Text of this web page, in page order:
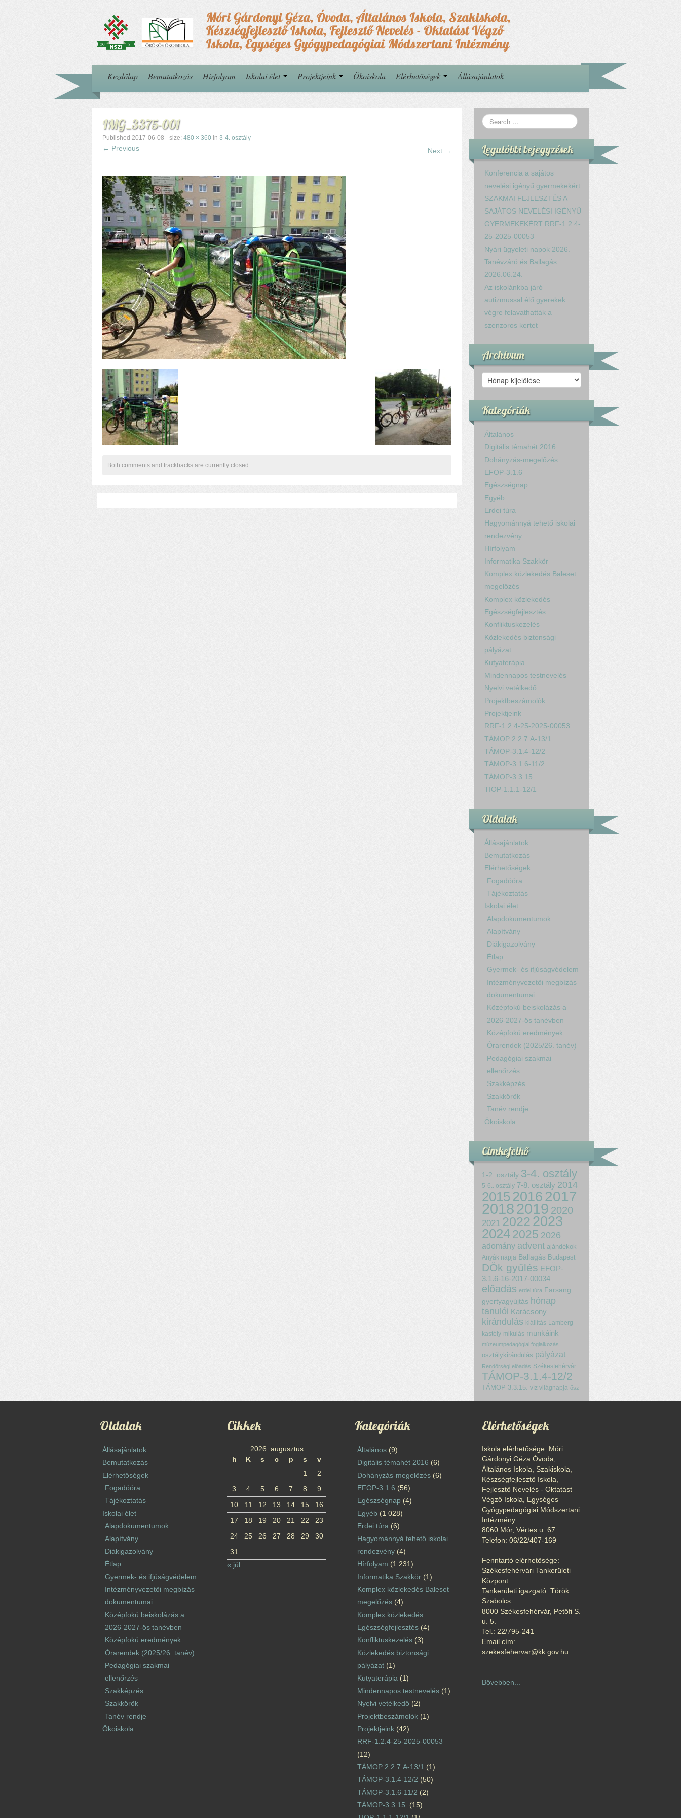
Kezdőlap Bemutatkozás Hírfolyam Iskolai élet Projektjeink Ökoiskola Elérhetőségek Állásajánlatok
IMG_3375-001
Published 2017-06-08 - size: 480 × 360 in 3-4. osztály
← Previous Next →
Both comments and trackbacks are currently closed.
Legutóbbi bejegyzések
Konferencia a sajátos
nevelési igényű gyermekekért
SZAKMAI FEJLESZTÉS A
SAJÁTOS NEVELÉSI IGÉNYŰ
GYERMEKEKÉRT RRF-1.2.4-
25-2025-00053
Nyári ügyeleti napok 2026.
Tanévzáró és Ballagás
2026.06.24.
Az iskolánkba járó
autizmussal élő gyerekek
végre felavathatták a
szenzoros kertet
Archívum
Archívum
Kategóriák
Általános
Digitális témahét 2016
Dohányzás-megelőzés
EFOP-3.1.6
Egészségnap
Egyéb
Erdei túra
Hagyománnyá tehető iskolai
rendezvény
Hírfolyam
Informatika Szakkör
Komplex közlekedés Baleset
megelőzés
Komplex közlekedés
Egészségfejlesztés
Konfliktuskezelés
Közlekedés biztonsági
pályázat
Kutyaterápia
Mindennapos testnevelés
Nyelvi vetélkedő
Projektbeszámolók
Projektjeink
RRF-1.2.4-25-2025-00053
TÁMOP 2.2.7.A-13/1
TÁMOP-3.1.4-12/2
TÁMOP-3.1.6-11/2
TÁMOP-3.3.15.
TIOP-1.1.1-12/1
Oldalak
Állásajánlatok
Bemutatkozás
Elérhetőségek
Fogadóóra
Tájékoztatás
Iskolai élet
Alapdokumentumok
Alapítvány
Diákigazolvány
Étlap
Gyermek- és ifjúságvédelem
Intézményvezetői megbízás
dokumentumai
Középfokú beiskolázás a
2026-2027-ös tanévben
Középfokú eredmények
Órarendek (2025/26. tanév)
Pedagógiai szakmai
ellenőrzés
Szakképzés
Szakkörök
Tanév rendje
Ökoiskola
Címkefelhő
1-2. osztály 3-4. osztály
5-6.. osztály 7-8. osztály 2014
2015 2016 2017
20182019 2020
2021 2022 2023
20242025 2026
adomány advent ajándékok
Anyák napja Ballagás Budapest
DÖk gyűlés EFOP-
3.1.6-16-2017-00034
előadás erdei túra Farsang
gyertyagyújtás hónap
tanulói Karácsony
kirándulás kiállítás Lamberg-
kastély mikulás munkáink
múzeumpedagógiai foglalkozás
osztálykirándulás pályázat
Rendőrségi előadás Székesfehérvár
TÁMOP-3.1.4-12/2
TÁMOP-3.3.15. víz világnapja ősz
Oldalak
Állásajánlatok
Bemutatkozás
Elérhetőségek
Fogadóóra
Tájékoztatás
Iskolai élet
Alapdokumentumok
Alapítvány
Diákigazolvány
Étlap
Gyermek- és ifjúságvédelem
Intézményvezetői megbízás
dokumentumai
Középfokú beiskolázás a
2026-2027-ös tanévben
Középfokú eredmények
Órarendek (2025/26. tanév)
Pedagógiai szakmai
ellenőrzés
Szakképzés
Szakkörök
Tanév rendje
Ökoiskola
Cikkek
2026. augusztus
h
K s c p s
v
1
2
3
4 5 6 7 8
9
10
11 12 13 14 15
16
17
18 19 20 21 22
23
24
25 26 27 28 29
30
31
« júl
Kategóriák
Általános(9)
Digitális témahét 2016 (6)
Dohányzás-megelőzés(6)
EFOP-3.1.6 (56)
Egészségnap (4)
Egyéb (1 028)
Erdei túra(6)
Hagyománnyá tehető iskolai
rendezvény(4)
Hírfolyam (1 231)
Informatika Szakkör(1)
Komplex közlekedés Baleset
megelőzés(4)
Komplex közlekedés
Egészségfejlesztés(4)
Konfliktuskezelés(3)
Közlekedés biztonsági
pályázat(1)
Kutyaterápia(1)
Mindennapos testnevelés(1)
Nyelvi vetélkedő (2)
Projektbeszámolók(1)
Projektjeink(42)
RRF-1.2.4-25-2025-00053
(12)
TÁMOP 2.2.7.A-13/1 (1)
TÁMOP-3.1.4-12/2 (50)
TÁMOP-3.1.6-11/2 (2)
TÁMOP-3.3.15. (15)
Elérhetőségek
Iskola elérhetősége: Móri
Gárdonyi Géza Óvoda,
Általános Iskola, Szakiskola,
Készségfejlesztő Iskola,
Fejlesztő Nevelés - Oktatást
Végző Iskola, Egységes
Gyógypedagógiai Módszertani
Intézmény
8060 Mór, Vértes u. 67.
Telefon: 06/22/407-169
Fenntartó elérhetősége:
Székesfehérvári Tankerületi
Központ
Tankerületi igazgató: Török
Szabolcs
8000 Székesfehérvár, Petőfi S.
u. 5.
Tel.: 22/795-241
Email cím:
szekesfehervar@kk.gov.hu
Bővebben...